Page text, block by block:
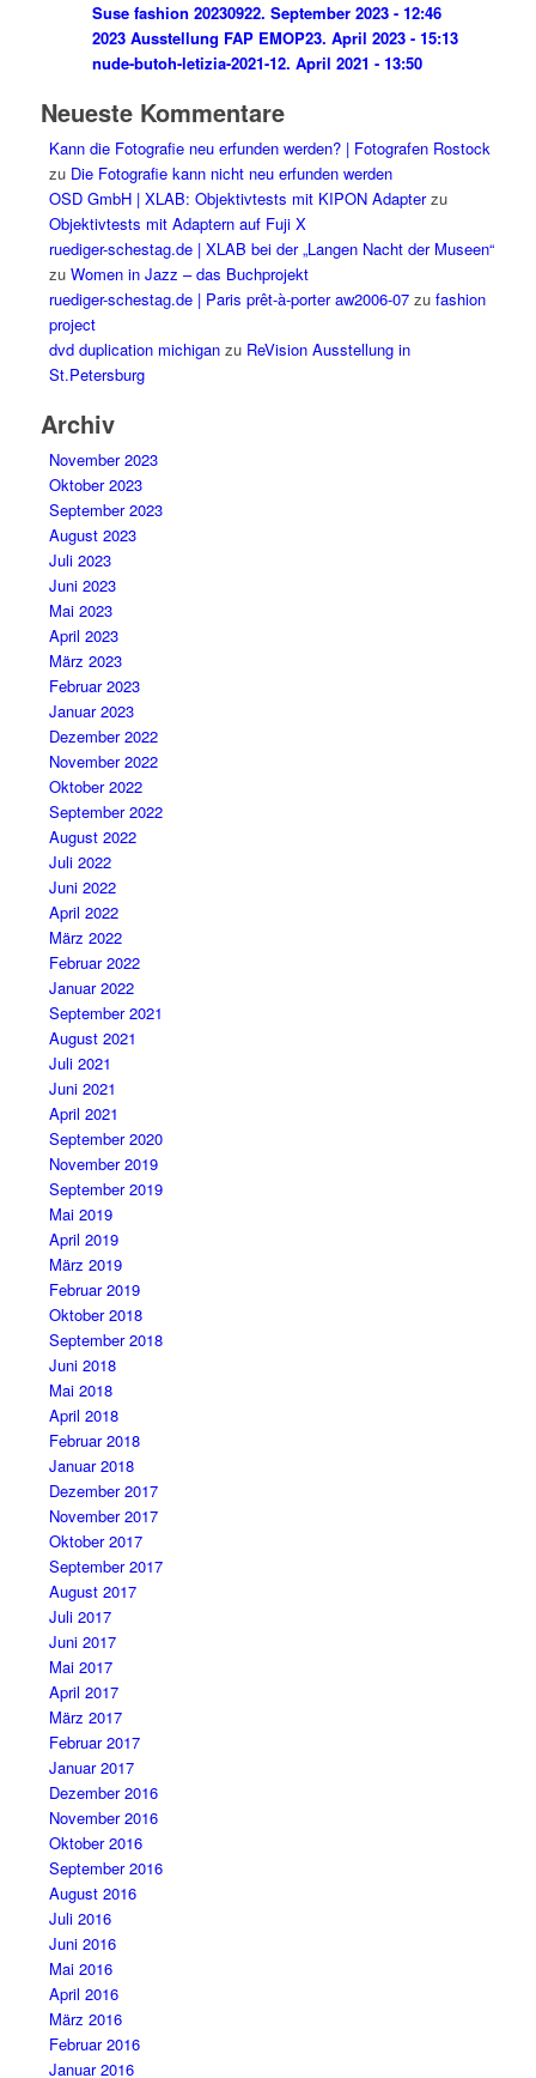
Suse fashion 20230922. September 2023 - 12:46
2023 Ausstellung FAP EMOP23. April 2023 - 15:13
nude-butoh-letizia-2021-12. April 2021 - 13:50
Neueste Kommentare
Kann die Fotografie neu erfunden werden? | Fotografen Rostock
zu Die Fotografie kann nicht neu erfunden werden
OSD GmbH | XLAB: Objektivtests mit KIPON Adapterzu
Objektivtests mit Adaptern auf Fuji X
ruediger-schestag.de | XLAB bei der „Langen Nacht der Museen“
zu Women in Jazz – das Buchprojekt
ruediger-schestag.de | Paris prêt-à-porter aw2006-07zu fashion
project
dvd duplication michiganzu ReVision Ausstellung in
St.Petersburg
Archiv
November 2023
Oktober 2023
September 2023
August 2023
Juli 2023
Juni 2023
Mai 2023
April 2023
März 2023
Februar 2023
Januar 2023
Dezember 2022
November 2022
Oktober 2022
September 2022
August 2022
Juli 2022
Juni 2022
April 2022
März 2022
Februar 2022
Januar 2022
September 2021
August 2021
Juli 2021
Juni 2021
April 2021
September 2020
November 2019
September 2019
Mai 2019
April 2019
März 2019
Februar 2019
Oktober 2018
September 2018
Juni 2018
Mai 2018
April 2018
Februar 2018
Januar 2018
Dezember 2017
November 2017
Oktober 2017
September 2017
August 2017
Juli 2017
Juni 2017
Mai 2017
April 2017
März 2017
Februar 2017
Januar 2017
Dezember 2016
November 2016
Oktober 2016
September 2016
August 2016
Juli 2016
Juni 2016
Mai 2016
April 2016
März 2016
Februar 2016
Januar 2016